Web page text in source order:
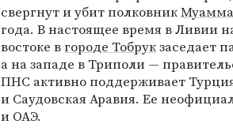
свергнут и убит полковник
года. В настоящее время в Ливии
востоке вгороде Тобрукзаседает
а на западе в Триполи —
ПНС активно поддерживает
и Саудовская Аравия. Ее
и ОАЭ.